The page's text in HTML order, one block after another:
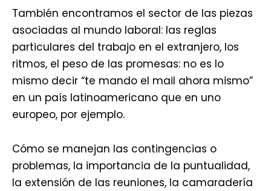
También encontramos el sector de las piezas
asociadas al mundo laboral: las reglas
particulares del trabajo en el extranjero, los
ritmos, el peso de las promesas: no es lo
mismo decir “te mando el mail ahora mismo”
en un país latinoamericano que en uno
europeo, por ejemplo.
Cómo se manejan las contingencias o
problemas, la importancia de la puntualidad,
la extensión de las reuniones, la camaradería